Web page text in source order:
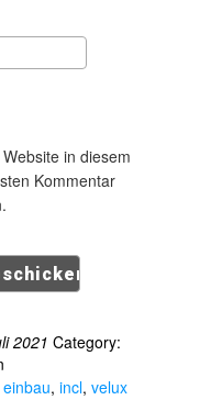
in diesem
Kommentar
2021 Category:
einbau, incl, velux